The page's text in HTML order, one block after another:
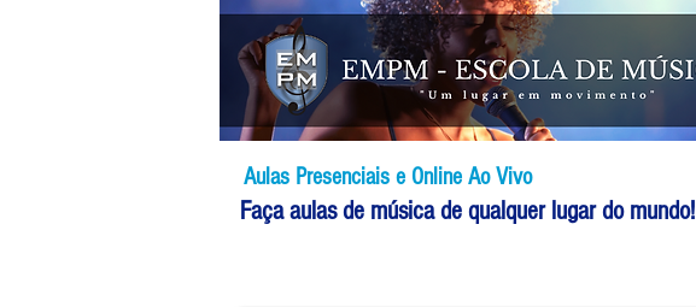
Aulas Presenciais e Online Ao Vivo
Faça aulas de música de qualquer lugar do mundo!